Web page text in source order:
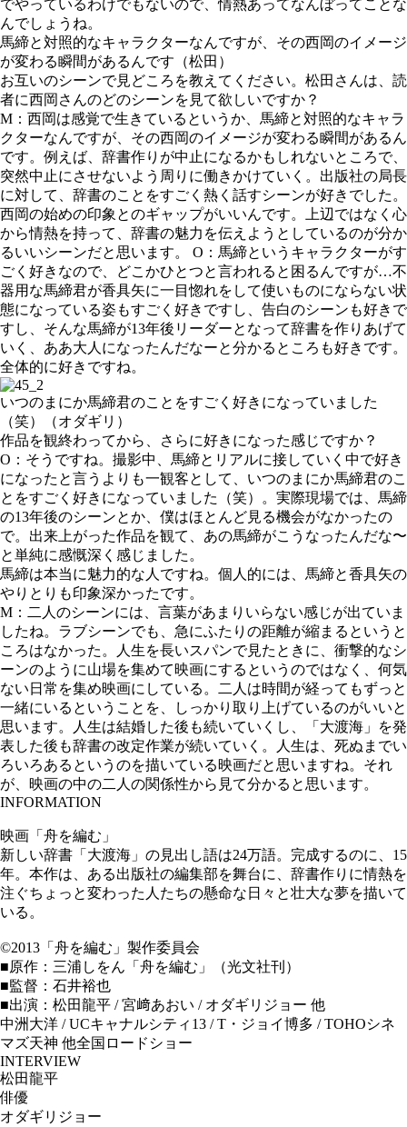
でやっているわけでもないので、情熱あってなんぼってことな
んでしょうね。
馬締と対照的なキャラクターなんですが、その西岡のイメージ
が変わる瞬間があるんです（松田）
お互いのシーンで見どころを教えてください。松田さんは、読
者に西岡さんのどのシーンを見て欲しいですか？
M：西岡は感覚で生きているというか、馬締と対照的なキャラ
クターなんですが、その西岡のイメージが変わる瞬間があるん
です。例えば、辞書作りが中止になるかもしれないところで、
突然中止にさせないよう周りに働きかけていく。出版社の局長
に対して、辞書のことをすごく熱く話すシーンが好きでした。
西岡の始めの印象とのギャップがいいんです。上辺ではなく心
から情熱を持って、辞書の魅力を伝えようとしているのが分か
るいいシーンだと思います。 O：馬締というキャラクターがす
ごく好きなので、どこかひとつと言われると困るんですが…不
器用な馬締君が香具矢に一目惚れをして使いものにならない状
態になっている姿もすごく好きですし、告白のシーンも好きで
すし、そんな馬締が13年後リーダーとなって辞書を作りあげて
いく、ああ大人になったんだなーと分かるところも好きです。
全体的に好きですね。
いつのまにか馬締君のことをすごく好きになっていました
（笑）（オダギリ）
作品を観終わってから、さらに好きになった感じですか？
O：そうですね。撮影中、馬締とリアルに接していく中で好き
になったと言うよりも一観客として、いつのまにか馬締君のこ
とをすごく好きになっていました（笑）。実際現場では、馬締
の13年後のシーンとか、僕はほとんど見る機会がなかったの
で。出来上がった作品を観て、あの馬締がこうなったんだな〜
と単純に感慨深く感じました。
馬締は本当に魅力的な人ですね。個人的には、馬締と香具矢の
やりとりも印象深かったです。
M：二人のシーンには、言葉があまりいらない感じが出ていま
したね。ラブシーンでも、急にふたりの距離が縮まるというと
ころはなかった。人生を長いスパンで見たときに、衝撃的なシ
ーンのように山場を集めて映画にするというのではなく、何気
ない日常を集め映画にしている。二人は時間が経ってもずっと
一緒にいるということを、しっかり取り上げているのがいいと
思います。人生は結婚した後も続いていくし、「大渡海」を発
表した後も辞書の改定作業が続いていく。人生は、死ぬまでい
ろいろあるというのを描いている映画だと思いますね。それ
が、映画の中の二人の関係性から見て分かると思います。
INFORMATION
映画「舟を編む」
新しい辞書「大渡海」の見出し語は24万語。完成するのに、15
年。本作は、ある出版社の編集部を舞台に、辞書作りに情熱を
注ぐちょっと変わった人たちの懸命な日々と壮大な夢を描いて
いる。
©2013「舟を編む」製作委員会
■原作：三浦しをん「舟を編む」（光文社刊）
■監督：石井裕也
■出演：松田龍平 / 宮﨑あおい / オダギリジョー 他
中洲大洋 / UCキャナルシティ13 / T・ジョイ博多 / TOHOシネ
マズ天神 他全国ロードショー
INTERVIEW
松田龍平
俳優
オダギリジョー